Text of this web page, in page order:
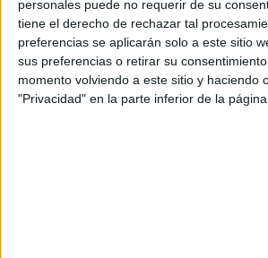
personales puede no requerir de su
tiene el derecho de rechazar tal
preferencias se aplicarán solo a este sitio
sus preferencias o retirar su
momento volviendo a este sitio y haciendo
"Privacidad" en la parte inferior de la página
también son productores ejecutivos, y
productor ejecutivo y showrunner
está producida porAmazon Studios
Television Studios .